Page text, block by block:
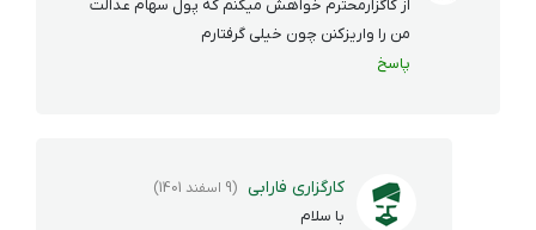
از کاگزارمحترم خواهش میکنم که پول سهام عدالت
من را واریزکنن چون خیلی گرفتارم
پاسخ
کارگزاری فارابی (9 اسفند 1401)
با سلام